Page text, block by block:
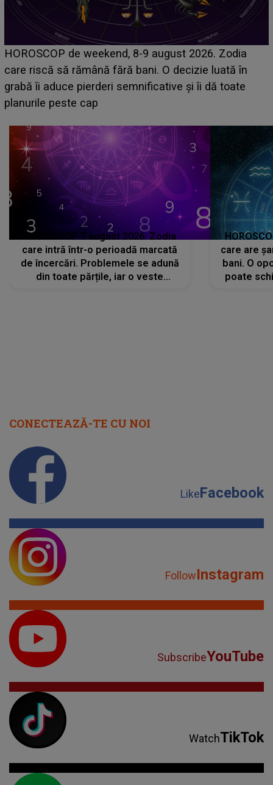
Emanuel a ținut ACEST DETALIU ASCUNS până
acum! În fața Alexandrei, concurentul din Casa Iubirii
face o MĂRTURISIRE NEAȘTEPTATĂ despre mama
sa: "I-am spus și ei în față, eu nu te iubesc pentru
HOROSCOP 7 august 2026. Zodia
care intră într-o perioadă marcată
de încercări. Problemele se adună
din toate părțile, iar o veste
care are
bani. O
poate
CONECTEAZĂ-TE CU NOI
LikeFacebook
FollowInstagram
SubscribeYouTube
WatchTikTok